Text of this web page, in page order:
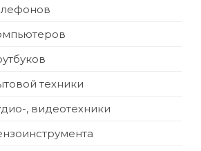
техники
, видеотехники